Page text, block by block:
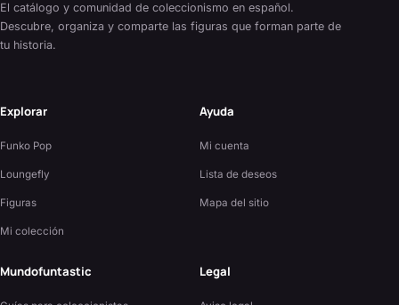
El catálogo y comunidad de coleccionismo en español.
Descubre, organiza y comparte las figuras que forman parte de
tu historia.
Explorar
Funko Pop
Loungefly
Figuras
Mi colección
Ayuda
Mi cuenta
Lista de deseos
Mapa del sitio
Mundofuntastic Legal